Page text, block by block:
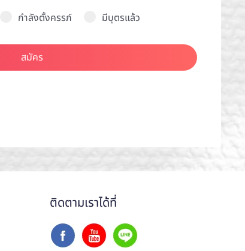
กำลังตั้งครรภ์ มีบุตรแล้ว
สมัคร
ติดตามเราได้ที่